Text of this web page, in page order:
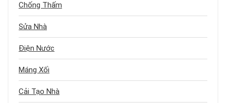
Chống Thấm
Sửa Nhà
Điện Nước
Máng Xối
Cải Tạo Nhà